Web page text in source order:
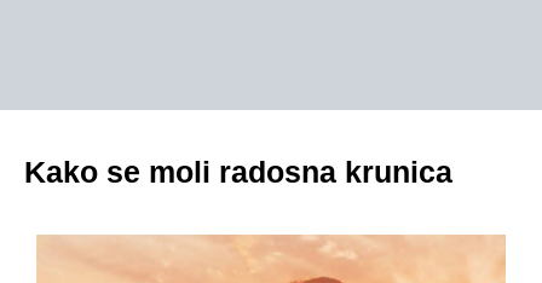
Kako se moli radosna krunica